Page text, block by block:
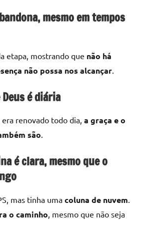
mesmo em tempos
etapa, mostrando que não há
não possa nos alcançar
é diária
renovado todo dia, a graça e o
são.
é clara, mesmo que o
mas tinha uma coluna de nuvem
o caminho , mesmo que não seja